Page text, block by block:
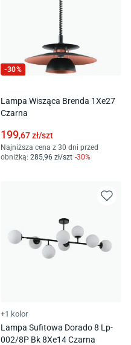
-30%
Lampa Wisząca Brenda 1Xe27
Czarna
199,67zł/szt
Najniższa cena z 30 dni przed
obniżką: 285,96 zł/szt -30%
+1 kolor
Lampa Sufitowa Dorado 8 Lp-
002/8P Bk 8Xe14 Czarna